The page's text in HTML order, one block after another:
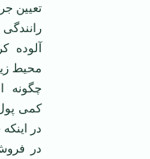
تعیین
آلوده
محیط
چگونه
کمی
در
در